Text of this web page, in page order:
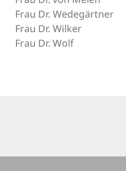
Frau Dr. Wedegärtner
Frau Dr. Wilker
Frau Dr. Wolf